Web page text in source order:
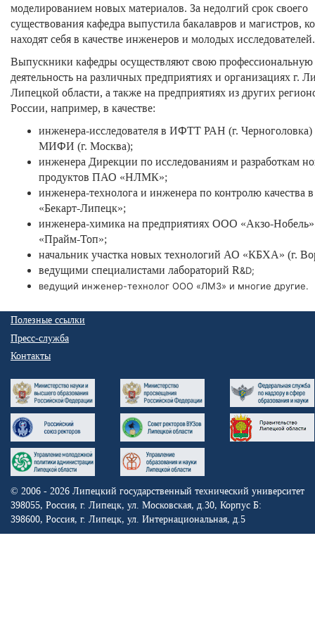
моделированием новых материалов. За недолгий срок своего
существования кафедра выпустила бакалавров и магистров,
находят себя в качестве инженеров и молодых исследователей.
Выпускники кафедры осуществляют свою профессиональную
деятельность на различных предприятиях и организациях г.
Липецкой области, а также на предприятиях из других
России, например, в качестве:
инженера-исследователя в ИФТТ РАН (г.
МИФИ (г. Москва);
инженера Дирекции по исследованиям и разработкам
продуктов ПАО «НЛМК»;
инженера-технолога и инженера по контролю
«Бекарт-Липецк»;
инженера-химика на предприятиях ООО «Акзо-
«Прайм-Топ»;
начальник участка новых технологий АО «КБХА» (г.
ведущими специалистами лабораторий R&D;
ведущий инженер-технолог ООО «ЛМЗ» и многие другие.
Полезные ссылки
Пресс-служба
Контакты
© 2006 - 2026 Липецкий государственный технический университет
398055, Россия, г. Липецк, ул. Московская, д.30, Корпус Б:
398600, Россия, г. Липецк, ул. Интернациональная, д.5